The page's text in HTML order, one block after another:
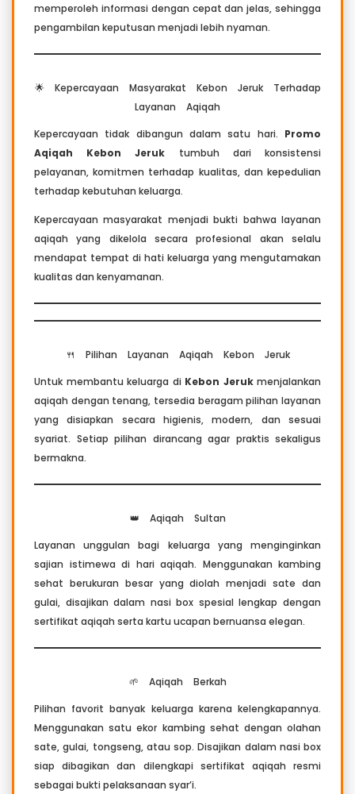
memperoleh informasi dengan cepat dan jelas, sehingga
pengambilan keputusan menjadi lebih nyaman.
🌟 Kepercayaan Masyarakat Kebon Jeruk Terhadap
Layanan Aqiqah
Kepercayaan tidak dibangun dalam satu hari. Promo
Aqiqah Kebon Jeruk tumbuh dari konsistensi
pelayanan, komitmen terhadap kualitas, dan kepedulian
terhadap kebutuhan keluarga.
Kepercayaan masyarakat menjadi bukti bahwa layanan
aqiqah yang dikelola secara profesional akan selalu
mendapat tempat di hati keluarga yang mengutamakan
kualitas dan kenyamanan.
🍴 Pilihan Layanan Aqiqah Kebon Jeruk
Untuk membantu keluarga di Kebon Jerukmenjalankan
aqiqah dengan tenang, tersedia beragam pilihan layanan
yang disiapkan secara higienis, modern, dan sesuai
syariat. Setiap pilihan dirancang agar praktis sekaligus
bermakna.
👑 Aqiqah Sultan
Layanan unggulan bagi keluarga yang menginginkan
sajian istimewa di hari aqiqah. Menggunakan kambing
sehat berukuran besar yang diolah menjadi sate dan
gulai, disajikan dalam nasi box spesial lengkap dengan
sertifikat aqiqah serta kartu ucapan bernuansa elegan.
🌱 Aqiqah Berkah
Pilihan favorit banyak keluarga karena kelengkapannya.
Menggunakan satu ekor kambing sehat dengan olahan
sate, gulai, tongseng, atau sop. Disajikan dalam nasi box
siap dibagikan dan dilengkapi sertifikat aqiqah resmi
sebagai bukti pelaksanaan syar’i.